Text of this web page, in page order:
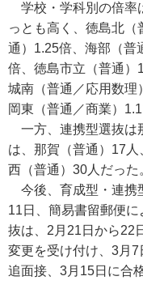
学校・学科別の倍率
っとも高く、徳島北
通）1.25倍、海部（普
倍、徳島市立（普通）
城南（普通／応用数理
岡東（普通／商業）
一方、連携型選抜は
は、那賀（普通）17
西（普通）30人だった
今後、育成型・連携
11日、簡易書留郵便
抜は、2月21日から22
変更を受け付け、3月7
追面接、3月15日に合